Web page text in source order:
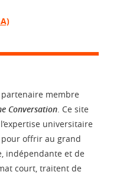
partenaire membre
Conversation. Ce site
universitaire
offrir au grand
indépendante et de
court, traitent de